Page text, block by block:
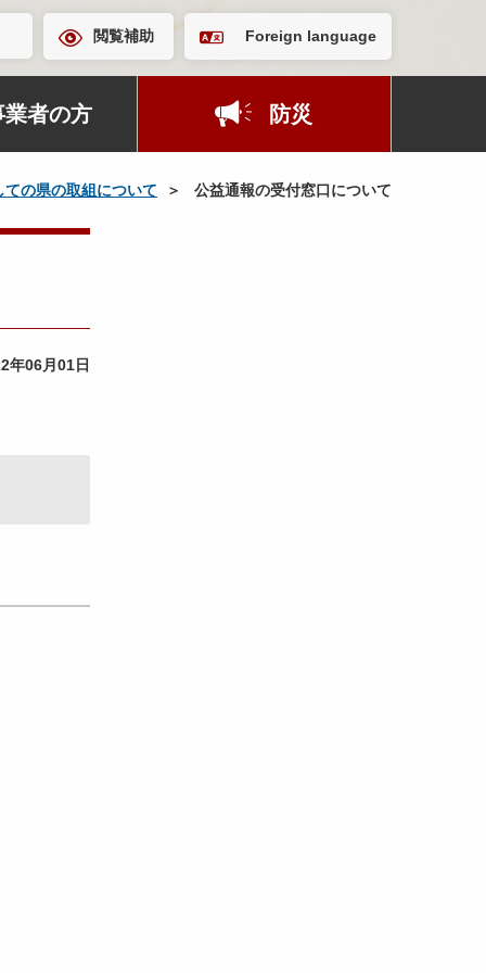
閲覧補助 Foreign language
業者の方 防災
ての県の取組について 公益通報の受付窓口について
年06月01日